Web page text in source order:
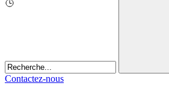
Contactez-nous